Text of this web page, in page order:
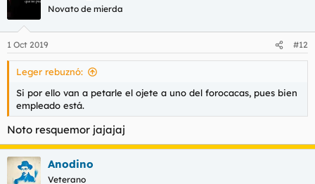
e
s
Novato de mierda
1 Oct 2019 #12
Leger rebuznó:
Si por ello van a petarle el ojete a uno del forocacas, pues bien
empleado está.
Noto resquemor jajajaj
Anodino
Veterano